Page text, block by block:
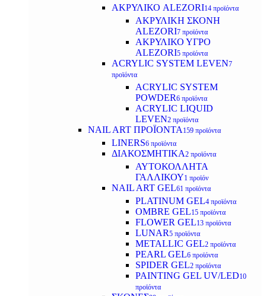
ΑΚΡΥΛΙΚΟ ALEZORI14 προϊόντα
ΑΚΡΥΛΙΚΗ ΣΚΟΝΗ
ALEZORI7 προϊόντα
ΑΚΡΥΛΙΚΟ ΥΓΡΟ
ALEZORI5 προϊόντα
ACRYLIC SYSTEM LEVEN7
προϊόντα
ACRYLIC SYSTEM
POWDER6 προϊόντα
ACRYLIC LIQUID
LEVEN2 προϊόντα
NAIL ART ΠΡΟΪΟΝΤΑ 159 προϊόντα
LINERS6 προϊόντα
ΔΙΑΚΟΣΜΗΤΙΚΑ2 προϊόντα
ΑΥΤΟΚΟΛΛΗΤΑ
ΓΑΛΛΙΚΟΥ1 προϊόν
NAIL ART GEL61 προϊόντα
PLATINUM GEL4 προϊόντα
OMBRE GEL15 προϊόντα
FLOWER GEL13 προϊόντα
LUNAR5 προϊόντα
METALLIC GEL2 προϊόντα
PEARL GEL6 προϊόντα
SPIDER GEL2 προϊόντα
PAINTING GEL UV/LED10
προϊόντα